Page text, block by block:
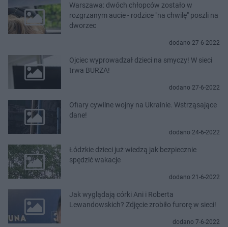
Warszawa: dwóch chłopców zostało w
rozgrzanym aucie - rodzice "na chwilę" poszli na
dworzec
dodano 27-6-2022
Ojciec wyprowadzał dzieci na smyczy! W sieci
trwa BURZA!
dodano 27-6-2022
Ofiary cywilne wojny na Ukrainie. Wstrząsające
dane!
dodano 24-6-2022
Łódzkie dzieci już wiedzą jak bezpiecznie
spędzić wakacje
dodano 21-6-2022
Jak wyglądają córki Ani i Roberta
Lewandowskich? Zdjęcie zrobiło furorę w sieci!
dodano 7-6-2022